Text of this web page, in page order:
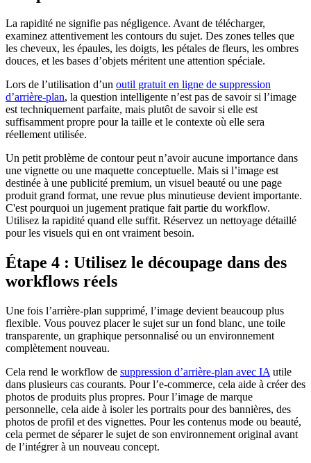
La rapidité ne signifie pas négligence. Avant de télécharger,
examinez attentivement les contours du sujet. Des zones telles que
les cheveux, les épaules, les doigts, les pétales de fleurs, les ombres
douces, et les bases d’objets méritent une attention spéciale.
Lors de l’utilisation d’un outil gratuit en ligne de suppression
d’arrière-plan, la question intelligente n’est pas de savoir si l’image
est techniquement parfaite, mais plutôt de savoir si elle est
suffisamment propre pour la taille et le contexte où elle sera
réellement utilisée.
Un petit problème de contour peut n’avoir aucune importance dans
une vignette ou une maquette conceptuelle. Mais si l’image est
destinée à une publicité premium, un visuel beauté ou une page
produit grand format, une revue plus minutieuse devient importante.
C'est pourquoi un jugement pratique fait partie du workflow.
Utilisez la rapidité quand elle suffit. Réservez un nettoyage détaillé
pour les visuels qui en ont vraiment besoin.
Étape 4 : Utilisez le découpage dans des
workflows réels
Une fois l’arrière-plan supprimé, l’image devient beaucoup plus
flexible. Vous pouvez placer le sujet sur un fond blanc, une toile
transparente, un graphique personnalisé ou un environnement
complètement nouveau.
Cela rend le workflow de suppression d’arrière-plan avec IA utile
dans plusieurs cas courants. Pour l’e-commerce, cela aide à créer des
photos de produits plus propres. Pour l’image de marque
personnelle, cela aide à isoler les portraits pour des bannières, des
photos de profil et des vignettes. Pour les contenus mode ou beauté,
cela permet de séparer le sujet de son environnement original avant
de l’intégrer à un nouveau concept.